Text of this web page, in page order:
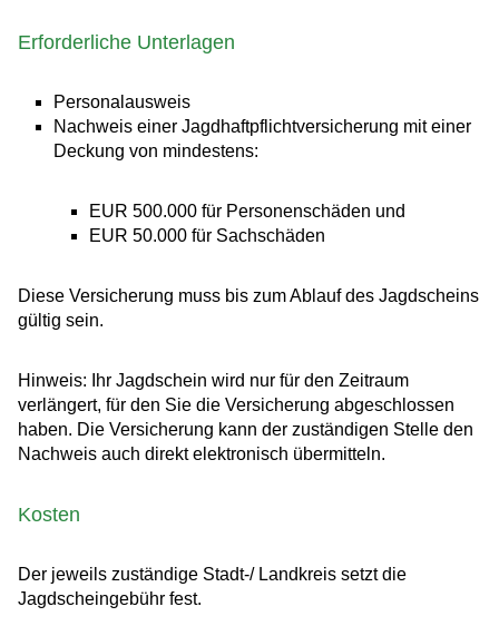
Erforderliche Unterlagen
Personalausweis
Nachweis einer Jagdhaftpflichtversicherung mit einer
Deckung von mindestens:
EUR 500.000 für Personenschäden und
EUR 50.000 für Sachschäden
Diese Versicherung muss bis zum Ablauf des Jagdscheins
gültig sein.
Hinweis: Ihr Jagdschein wird nur für den Zeitraum
verlängert, für den Sie die Versicherung abgeschlossen
haben. Die Versicherung kann der zuständigen Stelle den
Nachweis auch direkt elektronisch übermitteln.
Kosten
Der jeweils zuständige Stadt-/ Landkreis setzt die
Jagdscheingebühr fest.